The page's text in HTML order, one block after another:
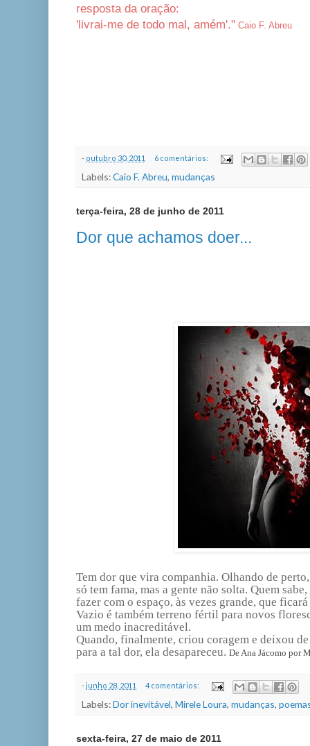
resposta da oração:
'livrai-me de todo mal, amém'." Caio F. Abreu
- outubro 30, 2011 6 comentários:
Labels:Caio F. Abreu, mudanças
terça-feira, 28 de junho de 2011
Dor que achamos doer...
Tem dor que vira companhia. Olhando de
só tem fama, mas a gente não solta. Quem
fazer com o espaço, às vezes grande, que
Vazio é também terreno fértil para novos
um medo inacreditável.
Quando, finalmente, criou coragem e deixou
para a tal dor, ela desapareceu. De Ana Jácomo por
-junho 28, 2011 4 comentários:
Labels:Dor inevitável, Mirele Loura, mudanças,
sexta-feira, 27 de maio de 2011